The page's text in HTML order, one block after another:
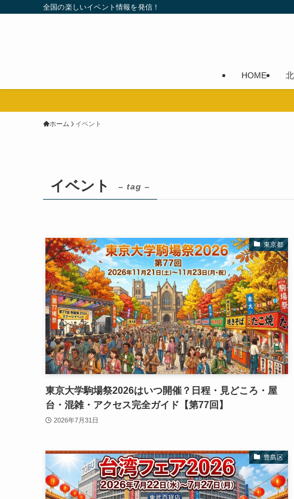
全国の楽しいイベント情報を発信！
HOME
ホーム イベント
イベント – tag –
東京都
東京大学駒場祭2026はいつ開催？日程・見どころ・屋
台・混雑・アクセス完全ガイド【第77回】
2026年7月31日
豊島区